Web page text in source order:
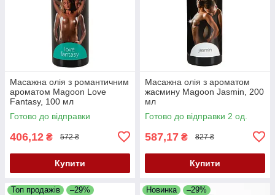
Масажна олія з романтичним
ароматом Magoon Love
Fantasy, 100 мл
Готово до відправки
406,12 ₴ 572 ₴
Купити
Масажна олія з ароматом
жасмину Magoon Jasmin, 200
мл
Готово до відправки 2 од.
587,17 ₴ 827 ₴
Купити
Топ продажів –29% Новинка –29%